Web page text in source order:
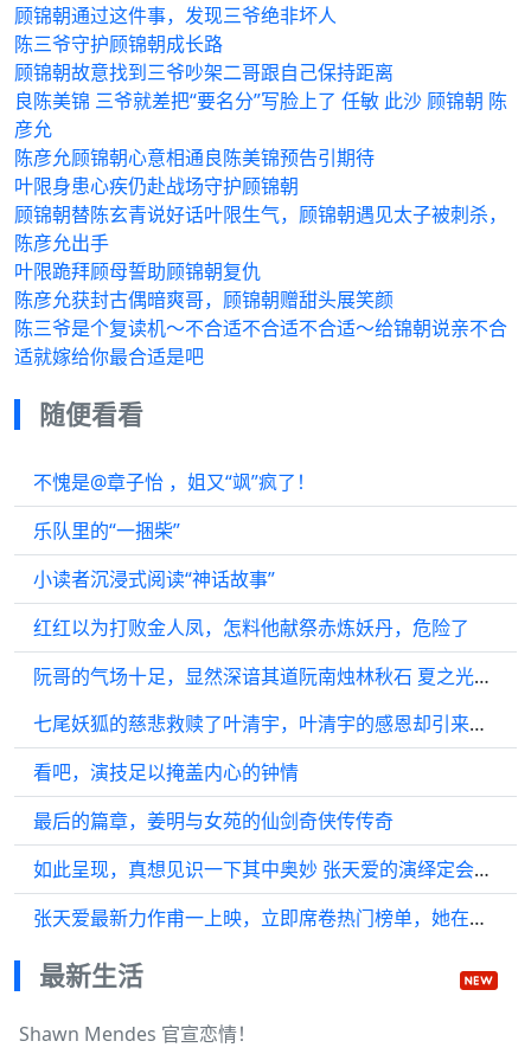
顾锦朝通过这件事，发现三爷绝非坏人
陈三爷守护顾锦朝成长路
顾锦朝故意找到三爷吵架二哥跟自己保持距离
良陈美锦 三爷就差把“要名分”写脸上了 任敏 此沙 顾锦朝 陈
彦允
陈彦允顾锦朝心意相通良陈美锦预告引期待
叶限身患心疾仍赴战场守护顾锦朝
顾锦朝替陈玄青说好话叶限生气，顾锦朝遇见太子被刺杀，
陈彦允出手
叶限跪拜顾母誓助顾锦朝复仇
陈彦允获封古偶暗爽哥，顾锦朝赠甜头展笑颜
陈三爷是个复读机～不合适不合适不合适～给锦朝说亲不合
适就嫁给你最合适是吧
随便看看
不愧是@章子怡 ，姐又“飒”疯了！
乐队里的“一捆柴”
小读者沉浸式阅读“神话故事”
红红以为打败金人凤，怎料他献祭赤炼妖丹，危险了
阮哥的气场十足，显然深谙其道阮南烛林秋石 夏之光夏之光
七尾妖狐的慈悲救赎了叶清宇，叶清宇的感恩却引来姐姐叶夕雾的误解
看吧，演技足以掩盖内心的钟情
最后的篇章，姜明与女苑的仙剑奇侠传传奇
如此呈现，真想见识一下其中奥妙 张天爱的演绎定会令人赞叹
张天爱最新力作甫一上映，立即席卷热门榜单，她在剧中目击养父惨遭陈起之手
最新生活
Shawn Mendes 官宣恋情！